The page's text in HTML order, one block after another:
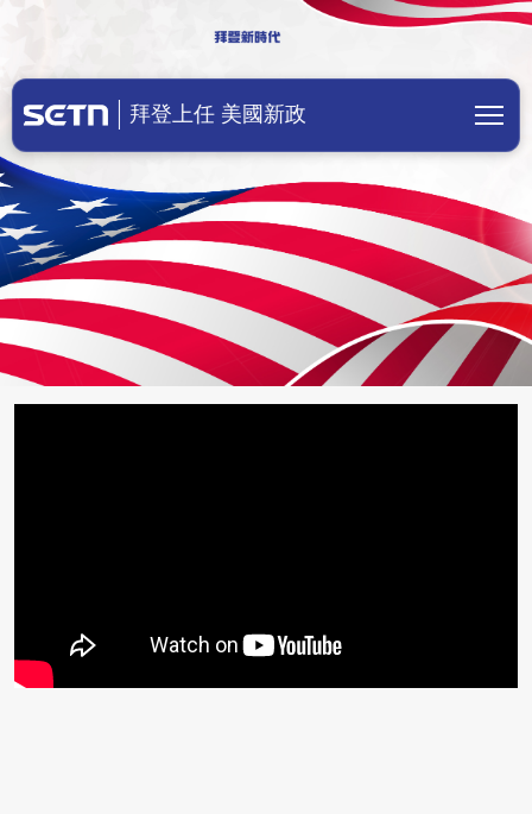
美國總統拜登上任！川普成立
拜登上任 美國新政